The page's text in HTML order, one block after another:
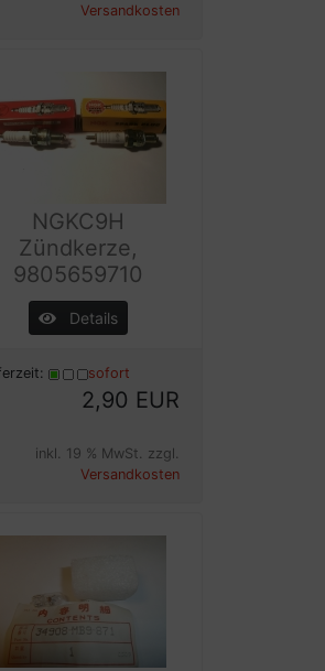
Versandkosten
NGKC9H
Zündkerze,
9805659710
Details
sofort
2,90 EUR
inkl. 19 % MwSt. zzgl.
Versandkosten